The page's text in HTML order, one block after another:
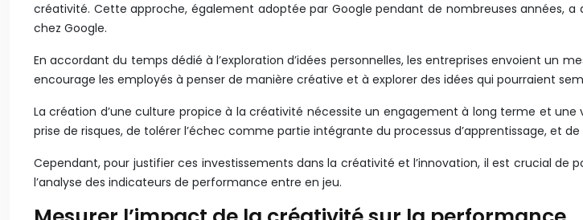
créativité. Cette approche, également adoptée par Google pendant de nombreuses années,
chez Google.
En accordant du temps dédié à l’exploration d’idées personnelles, les entreprises envoient un
encourage les employés à penser de manière créative et à explorer des idées qui pourraient
La création d’une culture propice à la créativité nécessite un engagement à long terme et
prise de risques, de tolérer l’échec comme partie intégrante du processus d’apprentissage, et
Cependant, pour justifier ces investissements dans la créativité et l’innovation, il est crucial de
l’analyse des indicateurs de performance entre en jeu.